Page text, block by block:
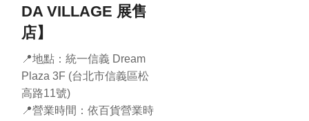
DA VILLAGE 展售
店】
📍地點：統一信義 Dream
Plaza 3F (台北市信義區松
高路11號)
📍營業時間：依百貨營業時